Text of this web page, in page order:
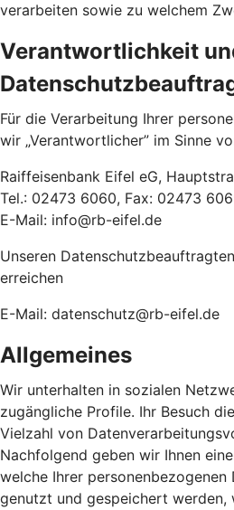
verarbeiten sowie zu welchem
Verantwortlichkeit
Für die Verarbeitung Ihrer
wir „Verantwortlicher” im Sinne
Raiffeisenbank Eifel eG,
Tel.: 02473 6060, Fax: 02473
E-Mail: info@rb-eifel.de
Unseren
erreichen
E-Mail: datenschutz@rb-eifel.de
Allgemeines
Wir unterhalten in sozialen
zugängliche Profile. Ihr Besuch
Vielzahl von
Nachfolgend geben wir Ihnen
welche Ihrer personenbezogenen
genutzt und gespeichert werden,